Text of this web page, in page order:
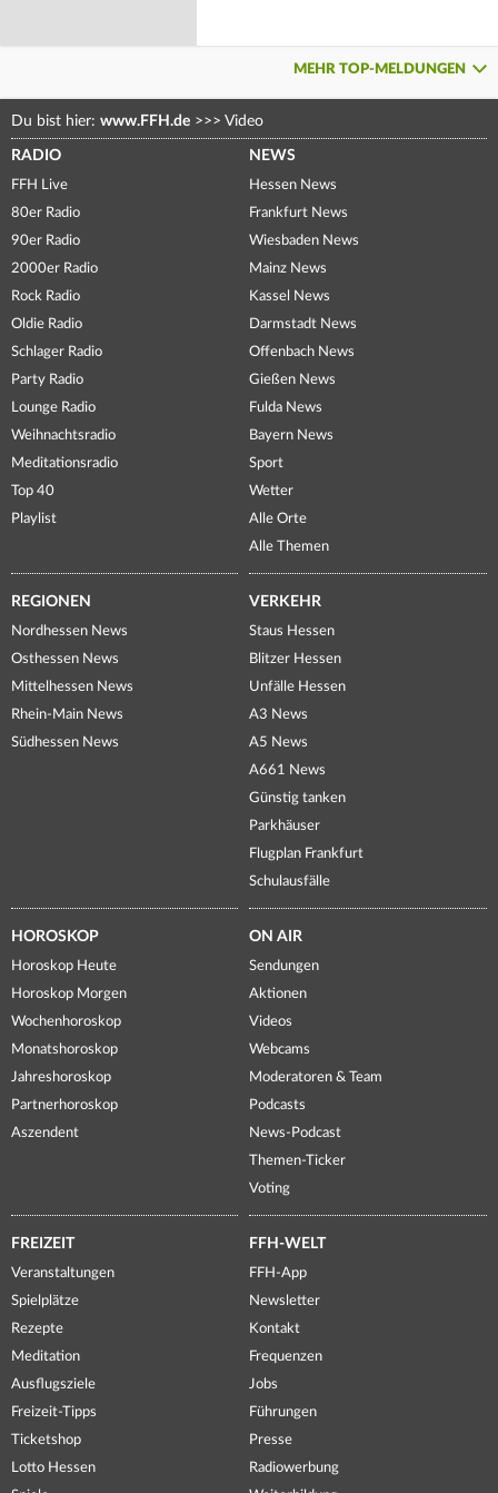
MEHR TOP-MELDUNGEN
Du bist hier: www.FFH.de >>> Video
RADIO
FFH Live
80er Radio
90er Radio
2000er Radio
Rock Radio
Oldie Radio
Schlager Radio
Party Radio
Lounge Radio
Weihnachtsradio
Meditationsradio
Top 40
Playlist
NEWS
Hessen News
Frankfurt News
Wiesbaden News
Mainz News
Kassel News
Darmstadt News
Offenbach News
Gießen News
Fulda News
Bayern News
Sport
Wetter
Alle Orte
Alle Themen
REGIONEN
Nordhessen News
Osthessen News
Mittelhessen News
Rhein-Main News
Südhessen News
VERKEHR
Staus Hessen
Blitzer Hessen
Unfälle Hessen
A3 News
A5 News
A661 News
Günstig tanken
Parkhäuser
Flugplan Frankfurt
Schulausfälle
HOROSKOP
Horoskop Heute
Horoskop Morgen
Wochenhoroskop
Monatshoroskop
Jahreshoroskop
Partnerhoroskop
Aszendent
ON AIR
Sendungen
Aktionen
Videos
Webcams
Moderatoren & Team
Podcasts
News-Podcast
Themen-Ticker
Voting
FREIZEIT
Veranstaltungen
Spielplätze
Rezepte
Meditation
Ausflugsziele
Freizeit-Tipps
Ticketshop
Lotto Hessen
FFH-WELT
FFH-App
Newsletter
Kontakt
Frequenzen
Jobs
Führungen
Presse
Radiowerbung